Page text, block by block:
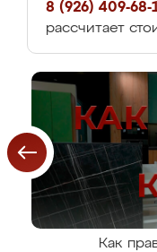
8 (926) 409-68-
рассчитает
Как